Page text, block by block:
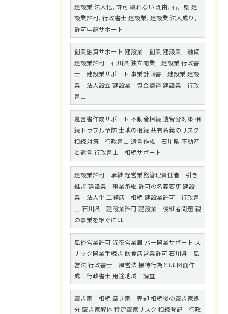
建設業 法人化, 許可 取れない 理由, 石川県 建
設業許可, 行政書士 建設業, 建設業 法人成り,
許可申請サポート
創業融資サポート 建設業 創業 建設業 融資
建設業許可 石川県 独立開業 建設業 行政書
士 建設業サポート 事業計画書 建設業 建設
業 法人設立 建設業 資金調達 建設業 行政
書士
遺言書作成サポート 不動産相続 遺留分対策 相
続トラブル予防 土地の相続 共有名義のリスク
相続対策 行政書士 遺言作成 石川県 不動産
と遺言 行政書士 相続サポート
建設業許可 承継 経営業務管理責任者 引き
継ぎ 建設業 事業承継 許可の名義変更 建設
業 法人化 工務店 相続 建設業許可 行政書
士 石川県 建設業許可 建設業 後継者問題 親
の事業を継ぐには
風俗営業許可 深夜営業届 バー開業サポート ス
ナック開業手続き 飲食店営業許可 石川県 風
営法 行政書士 風営法 接待行為とは 図面作
成 行政書士 用途地域 調査
空き家 相続 空き家 売却 相続後の空き家処
分 空き家解体 特定空家リスク 相続登記 行政